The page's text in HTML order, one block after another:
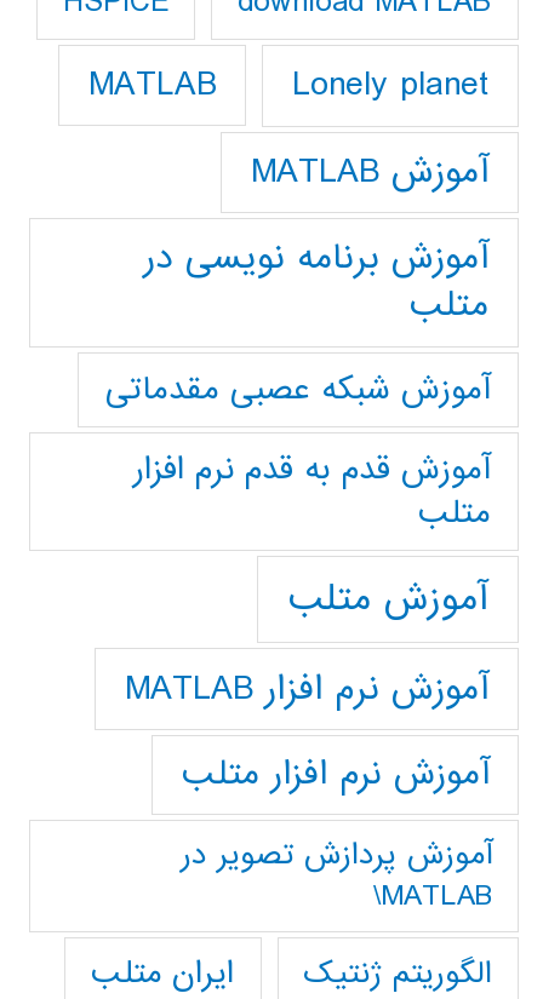
Lonely planet
MATLAB
آموزش MATLAB
آموزش برنامه نویسی در
متلب
آموزش شبکه عصبی مقدماتی
آموزش قدم به قدم نرم افزار
متلب
آموزش متلب
آموزش نرم افزار MATLAB
آموزش نرم افزار متلب
آموزش پردازش تصوير در
MATLAB\
الگوریتم ژنتیک
ایران متلب